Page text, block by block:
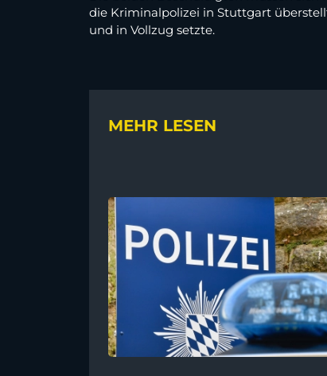
die Kriminalpolizei in Stuttgart
und in Vollzug setzte.
MEHR LESEN